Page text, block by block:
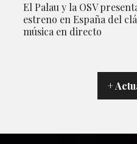
El Palau y la OSV
estreno en España del
música en directo
+